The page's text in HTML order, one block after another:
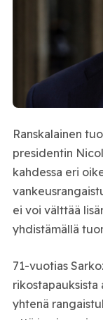
Ranskalainen
presidentin
kahdessa eri
ei voi välttää
yhdistämällä
71-vuotias
yhtenä